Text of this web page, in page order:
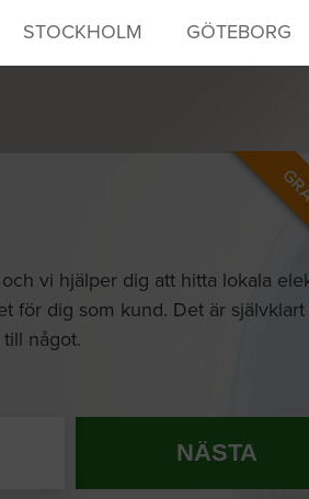
STOCKHOLM GÖTEBORG
vi hjälper dig att hitta lokala
för dig som kund. Det är
något.
NÄSTA